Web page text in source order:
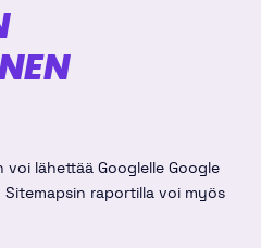
voi lähettää Googlelle Google
Sitemapsin raportilla voi myös